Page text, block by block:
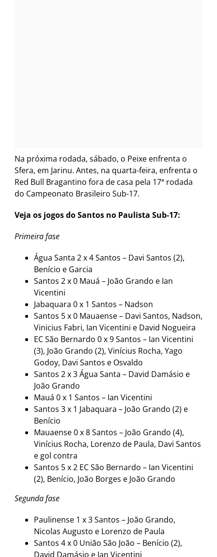
Na próxima rodada, sábado, o Peixe enfrenta o
Sfera, em Jarinu. Antes, na quarta-feira, enfrenta o
Red Bull Bragantino fora de casa pela 17ª rodada
do Campeonato Brasileiro Sub-17.
Veja os jogos do Santos no Paulista Sub-17:
Primeira fase
Água Santa 2 x 4 Santos – Davi Santos (2),
Benício e Garcia
Santos 2 x 0 Mauá – João Grando e Ian
Vicentini
Jabaquara 0 x 1 Santos – Nadson
Santos 5 x 0 Mauaense – Davi Santos, Nadson,
Vinicius Fabri, Ian Vicentini e David Nogueira
EC São Bernardo 0 x 9 Santos – Ian Vicentini
(3), João Grando (2), Vinícius Rocha, Yago
Godoy, Davi Santos e Osvaldo
Santos 2 x 3 Água Santa – David Damásio e
João Grando
Mauá 0 x 1 Santos – Ian Vicentini
Santos 3 x 1 Jabaquara – João Grando (2) e
Benício
Mauaense 0 x 8 Santos – João Grando (4),
Vinícius Rocha, Lorenzo de Paula, Davi Santos
e gol contra
Santos 5 x 2 EC São Bernardo – Ian Vicentini
(2), Benício, João Borges e João Grando
Segunda fase
Paulinense 1 x 3 Santos – João Grando,
Nicolas Augusto e Lorenzo de Paula
Santos 4 x 0 União São João – Benício (2),
David Damásio e Ian Vicentini